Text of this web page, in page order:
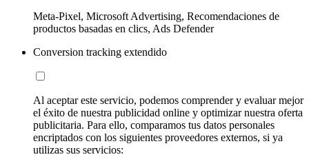
Meta-Pixel, Microsoft Advertising, Recomendaciones de
productos basadas en clics, Ads Defender
Conversion tracking extendido
Al aceptar este servicio, podemos comprender y evaluar mejor
el éxito de nuestra publicidad online y optimizar nuestra oferta
publicitaria. Para ello, comparamos tus datos personales
encriptados con los siguientes proveedores externos, si ya
utilizas sus servicios: